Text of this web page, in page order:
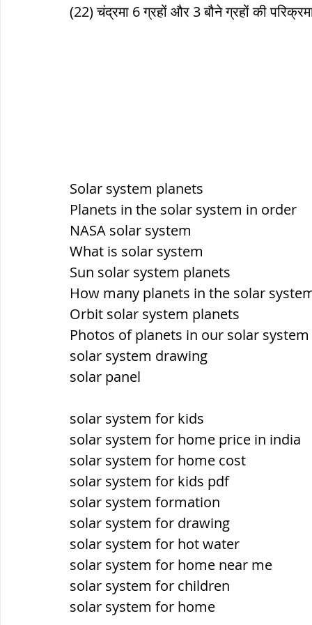
(22) चंद्रमा 6 ग्रहों और 3 बौने ग्रहों की
Solar system planets
Planets in the solar system in order
NASA solar system
What is solar system
Sun solar system planets
How many planets in the solar
Orbit solar system planets
Photos of planets in our solar system
solar system drawing
solar panel
solar system for kids
solar system for home price in india
solar system for home cost
solar system for kids pdf
solar system formation
solar system for drawing
solar system for hot water
solar system for home near me
solar system for children
solar system for home